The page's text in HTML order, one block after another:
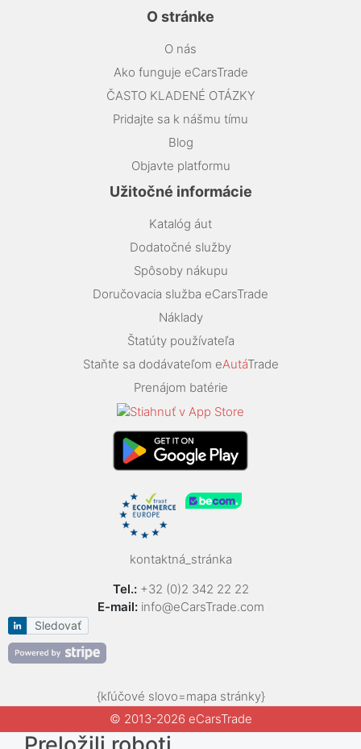
O stránke
O nás
Ako funguje eCarsTrade
ČASTO KLADENÉ OTÁZKY
Pridajte sa k nášmu tímu
Blog
Objavte platformu
Užitočné informácie
Katalóg áut
Dodatočné služby
Spôsoby nákupu
Doručovacia služba eCarsTrade
Náklady
Štatúty používateľa
Staňte sa dodávateľom eAutáTrade
Prenájom batérie
kontaktná_stránka
Tel.: +32 (0)2 342 22 22
E-mail: info@eCarsTrade.com
Sledovať
{kľúčové slovo=mapa stránky}
© 2013-2026 eCarsTrade